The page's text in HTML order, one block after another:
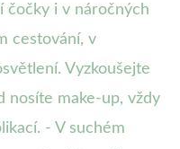
čočky i v náročných
cestování, v
Vyzkoušejte
nosíte make-up, vždy
- V suchém